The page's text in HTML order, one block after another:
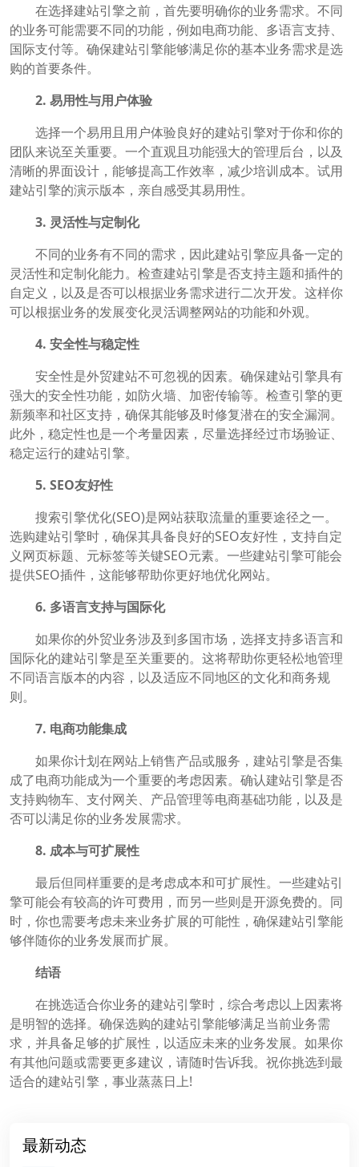
在选择建站引擎之前，首先要明确你的业务需求。不同
的业务可能需要不同的功能，例如电商功能、多语言支持、
国际支付等。确保建站引擎能够满足你的基本业务需求是选
购的首要条件。
2. 易用性与用户体验
选择一个易用且用户体验良好的建站引擎对于你和你的
团队来说至关重要。一个直观且功能强大的管理后台，以及
清晰的界面设计，能够提高工作效率，减少培训成本。试用
建站引擎的演示版本，亲自感受其易用性。
3. 灵活性与定制化
不同的业务有不同的需求，因此建站引擎应具备一定的
灵活性和定制化能力。检查建站引擎是否支持主题和插件的
自定义，以及是否可以根据业务需求进行二次开发。这样你
可以根据业务的发展变化灵活调整网站的功能和外观。
4. 安全性与稳定性
安全性是外贸建站不可忽视的因素。确保建站引擎具有
强大的安全性功能，如防火墙、加密传输等。检查引擎的更
新频率和社区支持，确保其能够及时修复潜在的安全漏洞。
此外，稳定性也是一个考量因素，尽量选择经过市场验证、
稳定运行的建站引擎。
5. SEO友好性
搜索引擎优化(SEO)是网站获取流量的重要途径之一。
选购建站引擎时，确保其具备良好的SEO友好性，支持自定
义网页标题、元标签等关键SEO元素。一些建站引擎可能会
提供SEO插件，这能够帮助你更好地优化网站。
6. 多语言支持与国际化
如果你的外贸业务涉及到多国市场，选择支持多语言和
国际化的建站引擎是至关重要的。这将帮助你更轻松地管理
不同语言版本的内容，以及适应不同地区的文化和商务规
则。
7. 电商功能集成
如果你计划在网站上销售产品或服务，建站引擎是否集
成了电商功能成为一个重要的考虑因素。确认建站引擎是否
支持购物车、支付网关、产品管理等电商基础功能，以及是
否可以满足你的业务发展需求。
8. 成本与可扩展性
最后但同样重要的是考虑成本和可扩展性。一些建站引
擎可能会有较高的许可费用，而另一些则是开源免费的。同
时，你也需要考虑未来业务扩展的可能性，确保建站引擎能
够伴随你的业务发展而扩展。
结语
在挑选适合你业务的建站引擎时，综合考虑以上因素将
是明智的选择。确保选购的建站引擎能够满足当前业务需
求，并具备足够的扩展性，以适应未来的业务发展。如果你
有其他问题或需要更多建议，请随时告诉我。祝你挑选到最
适合的建站引擎，事业蒸蒸日上!
最新动态